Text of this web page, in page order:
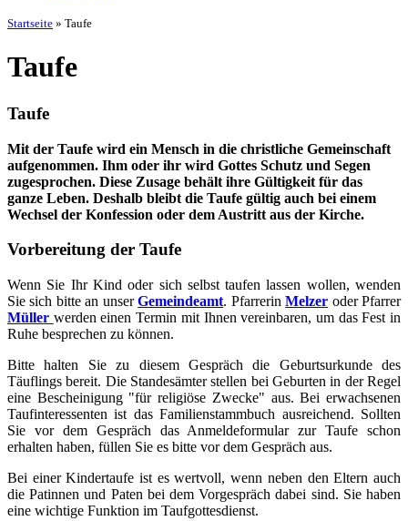
Startseite » Taufe
Taufe
Taufe
Mit der Taufe wird ein Mensch in die christliche Gemeinschaft
aufgenommen. Ihm oder ihr wird Gottes Schutz und Segen
zugesprochen. Diese Zusage behält ihre Gültigkeit für das
ganze Leben. Deshalb bleibt die Taufe gültig auch bei einem
Wechsel der Konfession oder dem Austritt aus der Kirche.
Vorbereitung der Taufe
Wenn Sie Ihr Kind oder sich selbst taufen lassen wollen, wenden
Sie sich bitte an unserGemeindeamt. PfarrerinMelzer oder Pfarrer
Müller werden einen Termin mit Ihnen vereinbaren, um das Fest in
Ruhe besprechen zu können.
Bitte halten Sie zu diesem Gespräch die Geburtsurkunde des
Täuflings bereit. Die Standesämter stellen bei Geburten in der Regel
eine Bescheinigung "für religiöse Zwecke" aus. Bei erwachsenen
Taufinteressenten ist das Familienstammbuch ausreichend. Sollten
Sie vor dem Gespräch das Anmeldeformular zur Taufe schon
erhalten haben, füllen Sie es bitte vor dem Gespräch aus.
Bei einer Kindertaufe ist es wertvoll, wenn neben den Eltern auch
die Patinnen und Paten bei dem Vorgespräch dabei sind. Sie haben
eine wichtige Funktion im Taufgottesdienst.